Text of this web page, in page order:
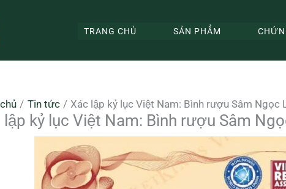
TRANG CHỦ SẢN PHẨM
Tin tức Xác lập kỷ lục Việt Nam: Bình rượu Sâm Ngọc
lập kỷ lục Việt Nam: Bình rượu Sâm